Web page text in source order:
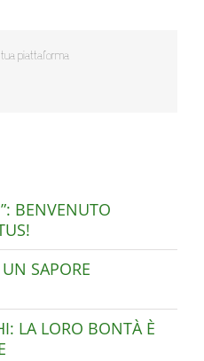
piattaforma
BENVENUTO
SAPORE
LA LORO BONTÀ È